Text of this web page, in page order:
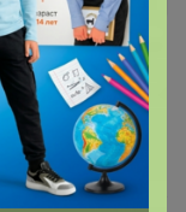
На ог 100
на рост выше